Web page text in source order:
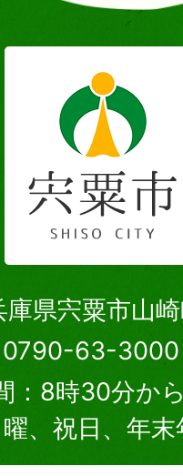
県宍粟市山崎
0790-63-3000
：8時30分か
曜、祝日、年